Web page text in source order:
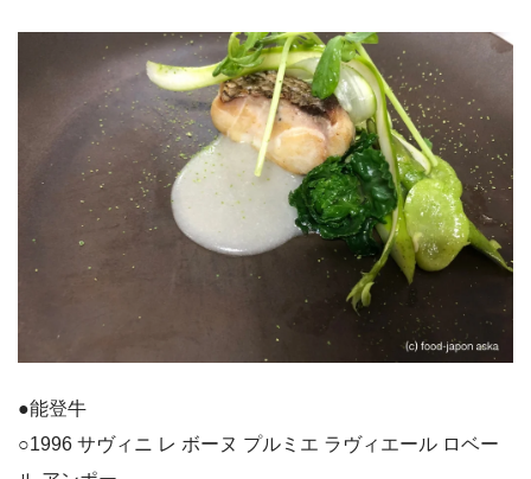
●能登牛
○1996 サヴィニ レ ボーヌ プルミエ ラヴィエール ロベー